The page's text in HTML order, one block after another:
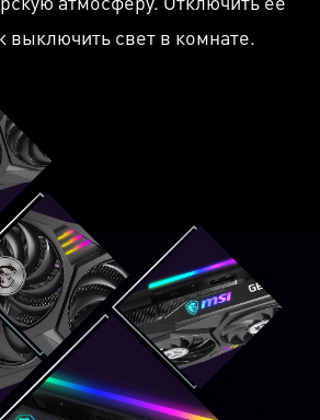
выключить свет в комнате.